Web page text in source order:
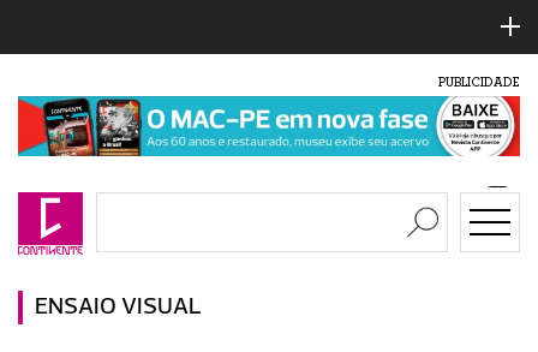
PUBLICIDADE
ENSAIO VISUAL